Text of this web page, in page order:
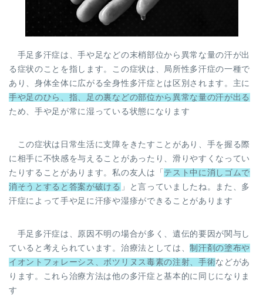
手足多汗症は、手や足などの末梢部位から異常な量の汗が出
る症状のことを指します。この症状は、局所性多汗症の一種で
あり、身体全体に広がる全身性多汗症とは区別されます。主に
手や足のひら、指、足の裏などの部位から異常な量の汗が出る
ため、手や足が常に湿っている状態になります
この症状は日常生活に支障をきたすことがあり、手を握る際
に相手に不快感を与えることがあったり、滑りやすくなってい
たりすることがあります。私の友人は「 テスト中に消しゴムで
消そうとすると答案が破ける 」と言っていましたね。また、多
汗症によって手や足に汗疹や湿疹ができることがあります
手足多汗症は、原因不明の場合が多く、遺伝的要因が関与し
ていると考えられています。治療法としては、制汗剤の塗布や
イオントフォレーシス、ボツリヌス毒素の注射、手術などがあ
ります。これら治療方法は他の多汗症と基本的に同じになりま
す